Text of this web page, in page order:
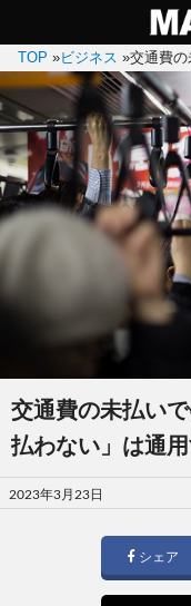
TOP »ビジネス »交通費
交通費の未払い
払わない」は通
投
稿
2023年3月23日
シェア